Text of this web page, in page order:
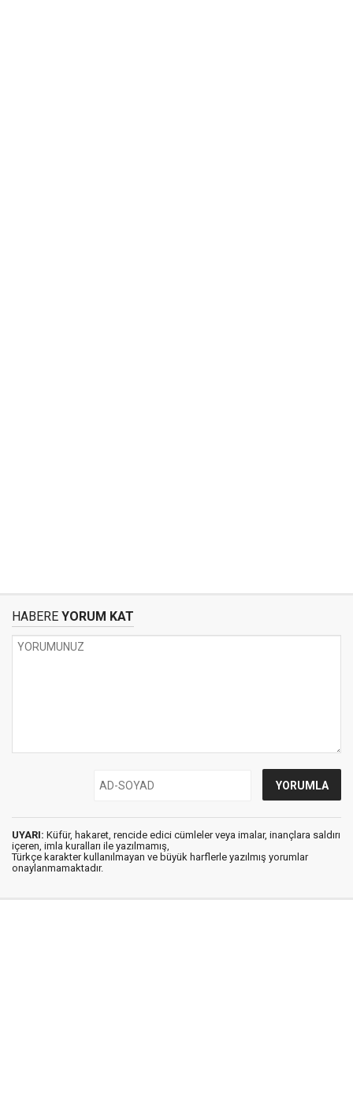
HABERE YORUM KAT
UYARI: Küfür, hakaret, rencide edici cümleler veya imalar, inançlara saldırı
içeren, imla kuralları ile yazılmamış,
Türkçe karakter kullanılmayan ve büyük harflerle yazılmış yorumlar
onaylanmamaktadır.